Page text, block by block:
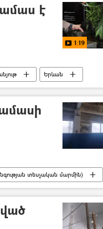
է
1:19
Երևան
տեսչական մարմին)